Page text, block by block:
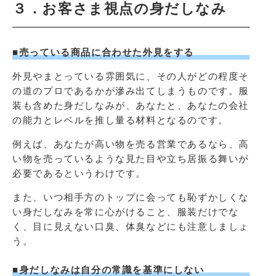
３．お客さま視点の身だしなみ
■売っている商品に合わせた外見をする
外見やまとっている雰囲気に、その人がどの程度そ
の道のプロであるかが滲み出てしまうものです。服
装も含めた身だしなみが、あなたと、あなたの会社
の能力とレベルを推し量る材料となるのです。
例えば、あなたが高い物を売る営業であるなら、高
い物を売っているような見た目や立ち居振る舞いが
必要であるというわけです。
また、いつ相手方のトップに会っても恥ずかしくな
い身だしなみを常に心がけること、服装だけでな
く、目に見えない口臭、体臭などにも注意しましょ
う。
■身だしなみは自分の常識を基準にしない